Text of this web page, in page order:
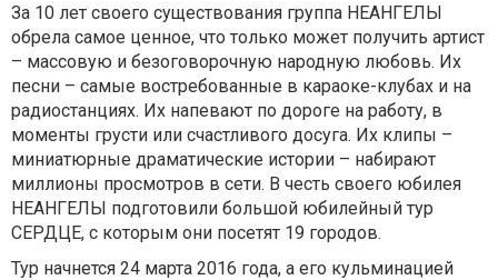
За 10 лет своего существования группа НЕАНГЕЛЫ
обрела самое ценное, что только может получить артист
– массовую и безоговорочную народную любовь. Их
песни – самые востребованные в караоке-клубах и на
радиостанциях. Их напевают по дороге на работу, в
моменты грусти или счастливого досуга. Их клипы –
миниатюрные драматические истории – набирают
миллионы просмотров в сети. В честь своего юбилея
НЕАНГЕЛЫ подготовили большой юбилейный тур
СЕРДЦЕ, с которым они посетят 19 городов.
Тур начнется 24 марта 2016 года, а его кульминацией